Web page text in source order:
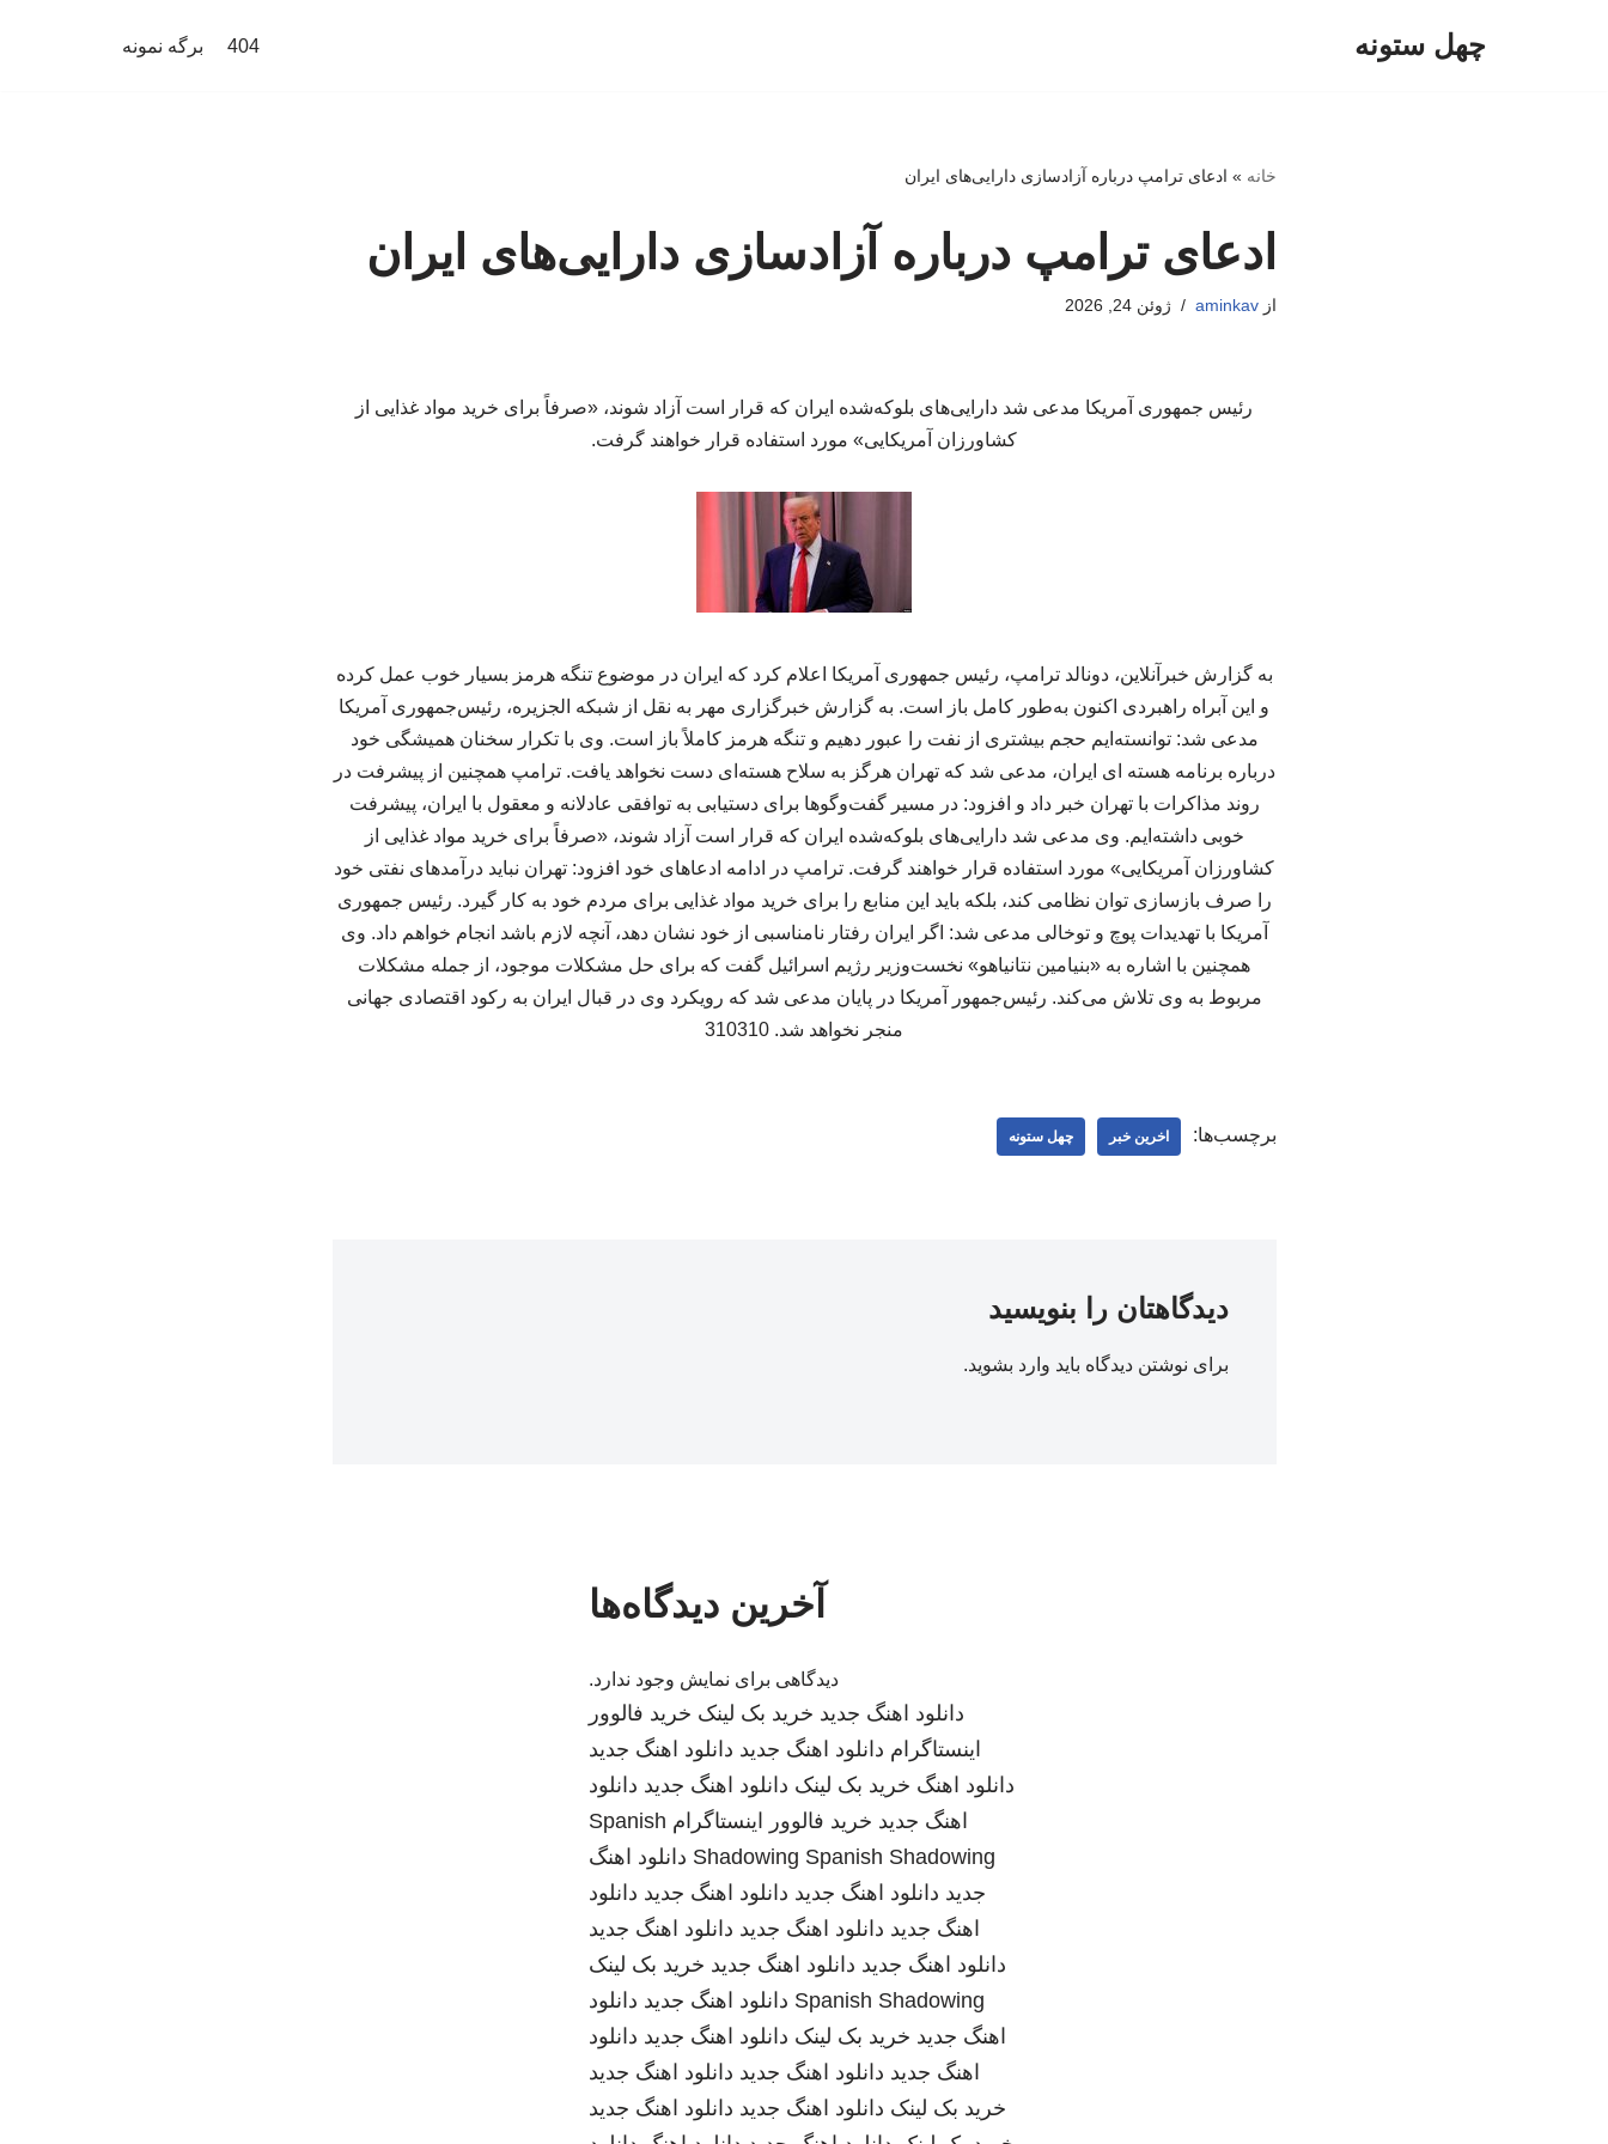
چهل ستونه 404 برگه نمونه
خانه » ادعای ترامپ درباره آزادسازی دارایی‌های ایران
ادعای ترامپ درباره آزادسازی دارایی‌های ایران
ازaminkav ژوئن 24, 2026
رئیس جمهوری آمریکا مدعی شد دارایی‌های بلوکه‌شده ایران که قرار است آزاد شوند، «صرفاً برای خرید مواد غذایی از
کشاورزان آمریکایی» مورد استفاده قرار خواهند گرفت.
به گزارش خبرآنلاین، دونالد ترامپ، رئیس جمهوری آمریکا اعلام کرد که ایران در موضوع تنگه هرمز بسیار خوب عمل کرده
و این آبراه راهبردی اکنون به‌طور کامل باز است. به گزارش خبرگزاری مهر به نقل از شبکه الجزیره، رئیس‌جمهوری آمریکا
مدعی شد: توانسته‌ایم حجم بیشتری از نفت را عبور دهیم و تنگه هرمز کاملاً باز است. وی با تکرار سخنان همیشگی خود
درباره برنامه هسته ای ایران، مدعی شد که تهران هرگز به سلاح هسته‌ای دست نخواهد یافت. ترامپ همچنین از پیشرفت در
روند مذاکرات با تهران خبر داد و افزود: در مسیر گفت‌وگوها برای دستیابی به توافقی عادلانه و معقول با ایران، پیشرفت
خوبی داشته‌ایم. وی مدعی شد دارایی‌های بلوکه‌شده ایران که قرار است آزاد شوند، «صرفاً برای خرید مواد غذایی از
کشاورزان آمریکایی» مورد استفاده قرار خواهند گرفت. ترامپ در ادامه ادعاهای خود افزود: تهران نباید درآمدهای نفتی خود
را صرف بازسازی توان نظامی کند، بلکه باید این منابع را برای خرید مواد غذایی برای مردم خود به کار گیرد. رئیس جمهوری
آمریکا با تهدیدات پوچ و توخالی مدعی شد: اگر ایران رفتار نامناسبی از خود نشان دهد، آنچه لازم باشد انجام خواهم داد. وی
همچنین با اشاره به «بنیامین نتانیاهو» نخست‌وزیر رژیم اسرائیل گفت که برای حل مشکلات موجود، از جمله مشکلات
مربوط به وی تلاش می‌کند. رئیس‌جمهور آمریکا در پایان مدعی شد که رویکرد وی در قبال ایران به رکود اقتصادی جهانی
منجر نخواهد شد. 310310
برچسب‌ها: اخرین خبر چهل ستونه
دیدگاهتان را بنویسید
برای نوشتن دیدگاه باید وارد بشوید.
آخرین دیدگاه‌ها
دیدگاهی برای نمایش وجود ندارد.
دانلود اهنگ جدید خرید بک لینک خرید فالوور
اینستاگرام دانلود اهنگ جدید دانلود اهنگ جدید
دانلود اهنگ خرید بک لینک دانلود اهنگ جدید دانلود
اهنگ جدید خرید فالوور اینستاگرام Spanish
Shadowing Spanish Shadowing
دانلود اهنگ
جدید دانلود اهنگ جدید دانلود اهنگ جدید دانلود
اهنگ جدید دانلود اهنگ جدید دانلود اهنگ جدید
دانلود اهنگ جدید دانلود اهنگ جدید خرید بک لینک
Spanish Shadowing دانلود اهنگ جدید دانلود
اهنگ جدید خرید بک لینک دانلود اهنگ جدید دانلود
اهنگ جدید دانلود اهنگ جدید دانلود اهنگ جدید
خرید بک لینک دانلود اهنگ جدید دانلود اهنگ جدید